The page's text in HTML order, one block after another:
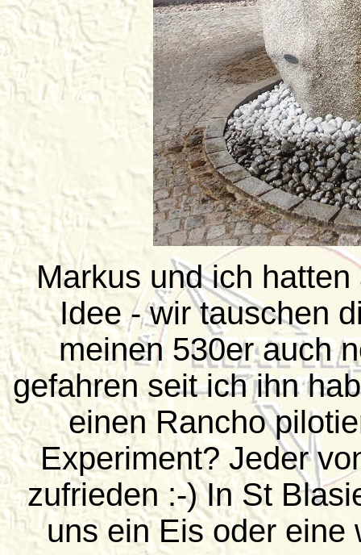
Markus und ich
Idee - wir tauschen
meinen 530er auch
gefahren seit ich ihn
einen Rancho
Experiment? Jeder
zufrieden :-) In St
uns ein Eis oder eine